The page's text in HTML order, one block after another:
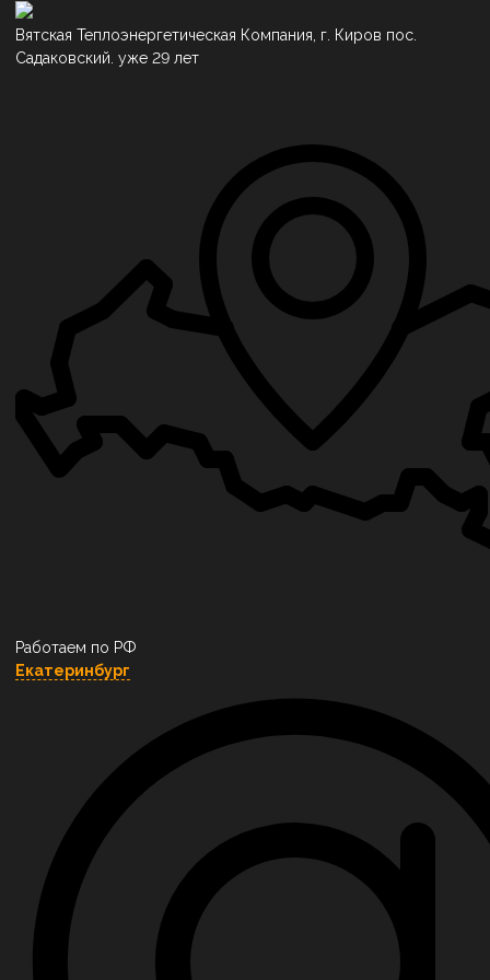
Вятская Теплоэнергетическая Компания, г. Киров пос.
Садаковский. уже 29 лет
Работаем по РФ
Екатеринбург